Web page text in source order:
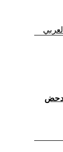
لدحض